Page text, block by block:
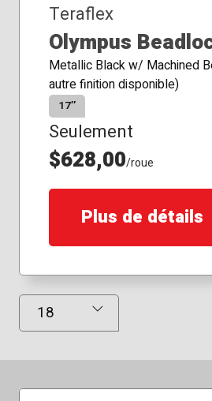
Teraflex
Olympus
Metallic Black w/ Machined
autre finition disponible)
17″
Seulement
$628,00/roue
Plus de détails
Résultats affichés